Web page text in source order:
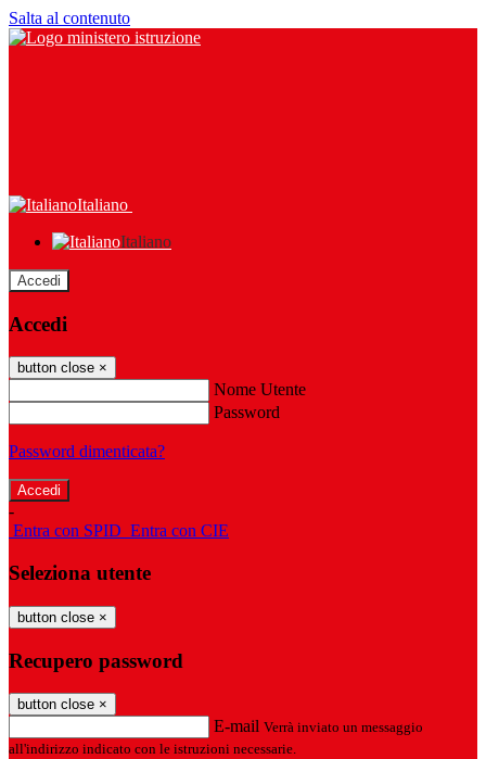
Salta al contenuto
Italiano
Italiano
Accedi
Accedi
button close ×
Nome Utente
Password
Password dimenticata?
-
Entra con SPID Entra con CIE
Seleziona utente
button close ×
Recupero password
button close ×
E-mail Verrà inviato un messaggio
all'indirizzo indicato con le istruzioni necessarie.